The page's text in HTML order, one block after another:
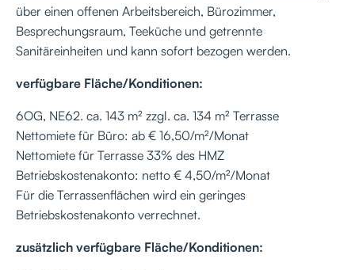
über einen offenen Arbeitsbereich, Bürozimmer,
Besprechungsraum, Teeküche und getrennte
Sanitäreinheiten und kann sofort bezogen werden.
verfügbare Fläche/Konditionen:
6OG, NE62. ca. 143 m² zzgl. ca. 134 m² Terrasse
Nettomiete für Büro: ab € 16,50/m²/Monat
Nettomiete für Terrasse 33% des HMZ
Betriebskostenakonto: netto € 4,50/m²/Monat
Für die Terrassenflächen wird ein geringes
Betriebskostenakonto verrechnet.
zusätzlich verfügbare Fläche/Konditionen: